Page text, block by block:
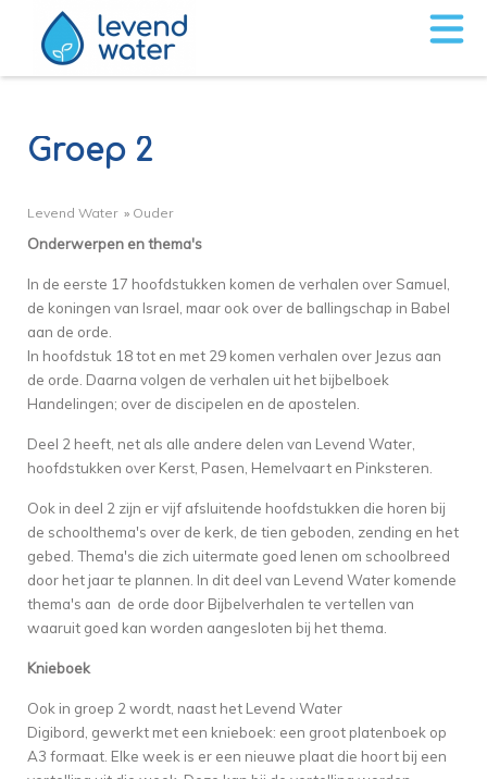
Groep 2
Levend Water » Ouder
Onderwerpen en thema's
In de eerste 17 hoofdstukken komen de verhalen over Samuel,
de koningen van Israel, maar ook over de ballingschap in Babel
aan de orde.
In hoofdstuk 18 tot en met 29 komen verhalen over Jezus aan
de orde. Daarna volgen de verhalen uit het bijbelboek
Handelingen; over de discipelen en de apostelen.
Deel 2 heeft, net als alle andere delen van Levend Water,
hoofdstukken over Kerst, Pasen, Hemelvaart en Pinksteren.
Ook in deel 2 zijn er vijf afsluitende hoofdstukken die horen bij
de schoolthema's over de kerk, de tien geboden, zending en het
gebed. Thema's die zich uitermate goed lenen om schoolbreed
door het jaar te plannen. In dit deel van Levend Water komende
thema's aan de orde door Bijbelverhalen te vertellen van
waaruit goed kan worden aangesloten bij het thema.
Knieboek
Ook in groep 2 wordt, naast het Levend Water
Digibord, gewerkt met een knieboek: een groot platenboek op
A3 formaat. Elke week is er een nieuwe plaat die hoort bij een